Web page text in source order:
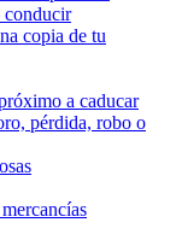
conducir
copia de tu
a caducar
pérdida, robo o